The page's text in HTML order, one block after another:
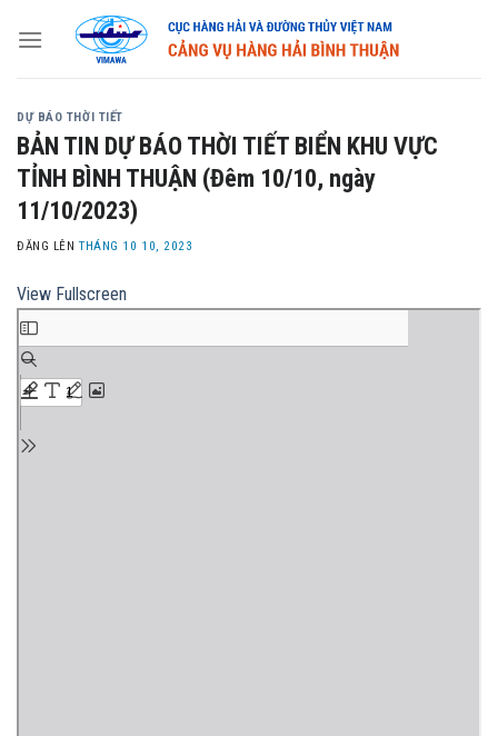
DỰ BÁO THỜI TIẾT
BẢN TIN DỰ BÁO THỜI TIẾT BIỂN KHU VỰC
TỈNH BÌNH THUẬN (Đêm 10/10, ngày
11/10/2023)
ĐĂNG LÊNTHÁNG 10 10, 2023
View Fullscreen